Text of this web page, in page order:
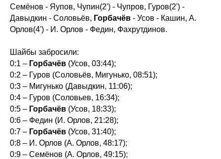
Семёнов - Яупов, Чупин(2') - Чупров, Гуров(2') -
Давыдкин - Соловьёв, Горбачёв - Усов - Кашин, А.
Орлов(4') - И. Орлов - Федин, Фахрутдинов.
Шайбы забросили:
0:1 – Горбачёв (Усов, 03:44);
0:2 – Гуров (Соловьёв, Мигунько, 08:51);
0:3 – Мигунько (Давыдкин, 11:06);
0:4 – Гуров (Соловьев, 16:34);
0:5 – Горбачёв (Усов, 18:33);
0:6 – Федин (И. Орлов, 21:28);
0:7 – Горбачёв (Усов, 31:40);
0:8 – И. Орлов (А. Орлов, 48:17);
0:9 – Семёнов (А. Орлов, 49:15);